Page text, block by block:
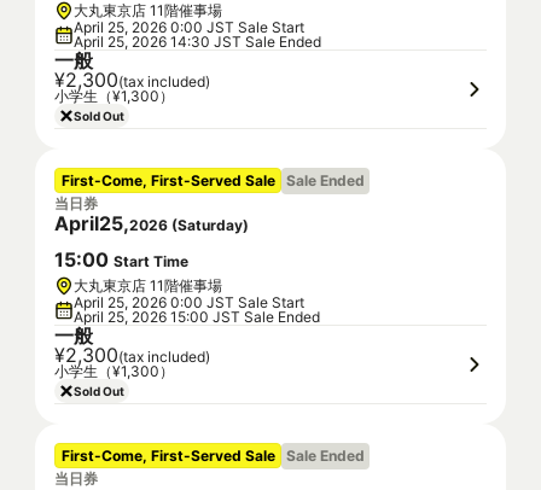
大丸東京店 11階催事場
April 25, 2026 0:00 JST Sale Start
April 25, 2026 14:30 JST Sale Ended
一般
¥2,300(tax included)
小学生（¥1,300）
Sold Out
First-Come, First-Served Sale Sale Ended
当日券
April25,2026 (Saturday)
15:00 Start Time
大丸東京店 11階催事場
April 25, 2026 0:00 JST Sale Start
April 25, 2026 15:00 JST Sale Ended
一般
¥2,300(tax included)
小学生（¥1,300）
Sold Out
First-Come, First-Served Sale Sale Ended
当日券